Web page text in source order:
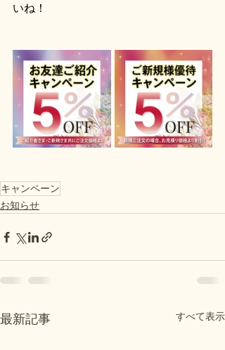
いね！
キャンペーン
お知らせ
最新記事 すべて表示